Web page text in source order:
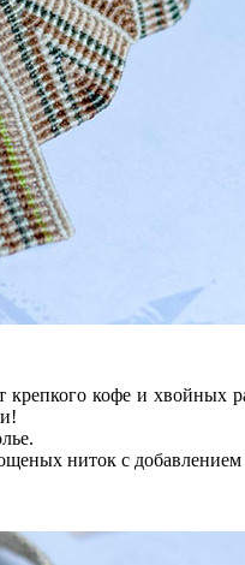
крепкого кофе и хвойных
ниток c